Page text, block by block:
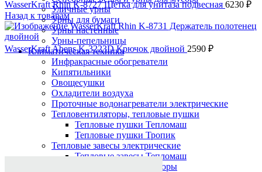
Уличные урны
Урны для бумаги
Урны настенные
Урны-пепельницы
Климатическая техника
Инфракрасные обогреватели
Кипятильники
Овощесушки
Охладители воздуха
Проточные водонагреватели электрические
Тепловентиляторы, тепловые пушки
Тепловые пушки Тепломаш
Тепловые пушки Тропик
Тепловые завесы электрические
Тепловые завесы Тепломаш
Электронные терморегуляторы
WasserKraft Rhin K-8727 Щетка для унитаза подвесная 6230 ₽
Назад к товарам
WasserKraft Abens K-3223D Крючок двойной 2590 ₽
Нажмите, чтобы увеличить